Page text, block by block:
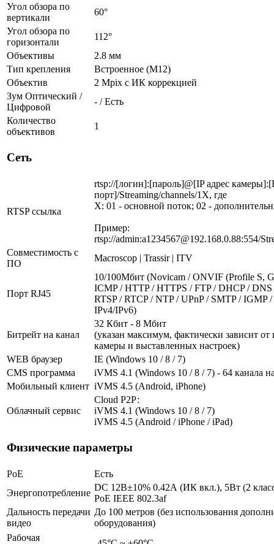
Угол обзора по
вертикали
60°
Угол обзора по
горизонтали
112°
Объективы
2.8 мм
Тип крепления
Встроенное (М12)
Объектив
2 Mpix c ИК коррекцией
Зум Оптический /
Цифровой
- / Есть
Количество
объективов
1
Сеть
RTSP ссылка
rtsp://[логин]:[пароль]@[IP адрес
порт]/Streaming/channels/1X, где
X: 01 - основной поток; 02 -
Пример:
rtsp://admin:a1234567@192.168.0.88:554/
Совместимость с
ПО
Macroscop | Trassir | ITV
Порт RJ45
10/100Мбит (Novicam / ONVIF (Profile S,
ICMP / HTTP / HTTPS / FTP / DHCP /
RTSP / RTCP / NTP / UPnP / SMTP / IGMP
IPv4/IPv6)
Битрейт на канал
32 Кбит - 8 Мбит
(указан максимум, фактически зависит от
камеры и выставленных настроек)
WEB браузер
IE (Windows 10 / 8 / 7)
CMS программа
iVMS 4.1 (Windows 10 / 8 / 7) - 64 канала
Мобильный клиент iVMS 4.5 (Android, iPhone)
Облачный сервис
Cloud Р2Р:
iVMS 4.1 (Windows 10 / 8 / 7)
iVMS 4.5 (Android / iPhone / iPad)
Физические параметры
PoE
Есть
Энергопотребление
DC 12В±10% 0.42А (ИК вкл.), 5Вт (2
PoE IEEE 802.3af
Дальность передачи
видео
До 100 метров (без использования
оборудования)
Рабочая